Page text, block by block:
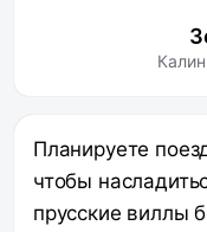
Планируете
чтобы
прусские виллы